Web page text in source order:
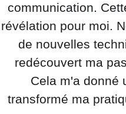
communication.
révélation pour moi.
de nouvelles
redécouvert ma
Cela m'a donné
transformé ma